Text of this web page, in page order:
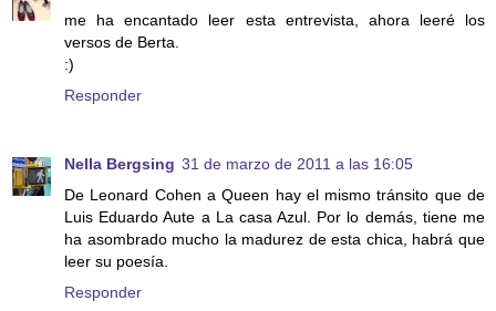
me ha encantado leer esta entrevista, ahora leeré los
versos de Berta.
:)
Responder
Nella Bergsing 31 de marzo de 2011 a las 16:05
De Leonard Cohen a Queen hay el mismo tránsito que de
Luis Eduardo Aute a La casa Azul. Por lo demás, tiene me
ha asombrado mucho la madurez de esta chica, habrá que
leer su poesía.
Responder